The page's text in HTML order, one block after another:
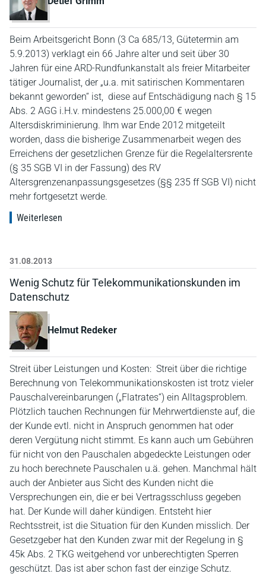
Beim Arbeitsgericht Bonn (3 Ca 685/13, Gütetermin am
5.9.2013) verklagt ein 66 Jahre alter und seit über 30
Jahren für eine ARD-Rundfunkanstalt als freier Mitarbeiter
tätiger Journalist, der „u.a. mit satirischen Kommentaren
bekannt geworden“ ist, diese auf Entschädigung nach § 15
Abs. 2 AGG i.H.v. mindestens 25.000,00 € wegen
Altersdiskriminierung. Ihm war Ende 2012 mitgeteilt
worden, dass die bisherige Zusammenarbeit wegen des
Erreichens der gesetzlichen Grenze für die Regelaltersrente
(§ 35 SGB VI in der Fassung) des RV
Altersgrenzenanpassungsgesetzes (§§ 235 ff SGB VI) nicht
mehr fortgesetzt werde.
Weiterlesen
31.08.2013
Wenig Schutz für Telekommunikationskunden im
Datenschutz
Helmut Redeker
Streit über Leistungen und Kosten: Streit über die richtige
Berechnung von Telekommunikationskosten ist trotz vieler
Pauschalvereinbarungen („Flatrates“) ein Alltagsproblem.
Plötzlich tauchen Rechnungen für Mehrwertdienste auf, die
der Kunde evtl. nicht in Anspruch genommen hat oder
deren Vergütung nicht stimmt. Es kann auch um Gebühren
für nicht von den Pauschalen abgedeckte Leistungen oder
zu hoch berechnete Pauschalen u.ä. gehen. Manchmal hält
auch der Anbieter aus Sicht des Kunden nicht die
Versprechungen ein, die er bei Vertragsschluss gegeben
hat. Der Kunde will daher kündigen. Entsteht hier
Rechtsstreit, ist die Situation für den Kunden misslich. Der
Gesetzgeber hat den Kunden zwar mit der Regelung in §
45k Abs. 2 TKG weitgehend vor unberechtigten Sperren
geschützt. Das ist aber schon fast der einzige Schutz.